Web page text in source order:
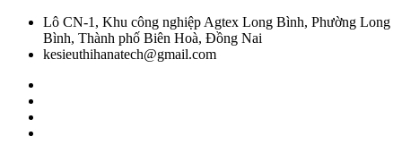
Lô CN-1, Khu công nghiệp Agtex Long Bình, Phường Long
Bình, Thành phố Biên Hoà, Đồng Nai
kesieuthihanatech@gmail.com